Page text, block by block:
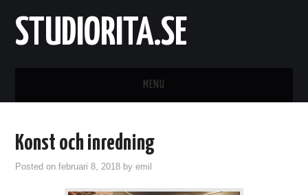
STUDIORITA.SE
MENU
KONTAKTA OSS
Konst och inredning
Posted onfebruari 8, 2018 byemil